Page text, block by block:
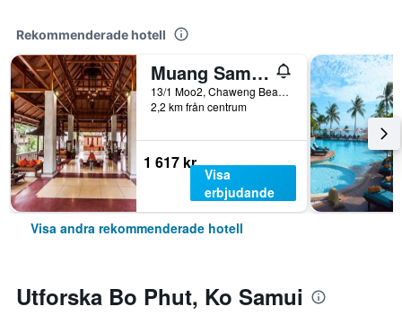
Rekommenderade hotell
Muang Samui Spa Resort
13/1 Moo2, Chaweng Beach, Bophut, Ko Samui, Thailand
2,2 km från centrum
1 617 kr
Visa
erbjudande
Visa andra rekommenderade hotell
Utforska Bo Phut, Ko Samui